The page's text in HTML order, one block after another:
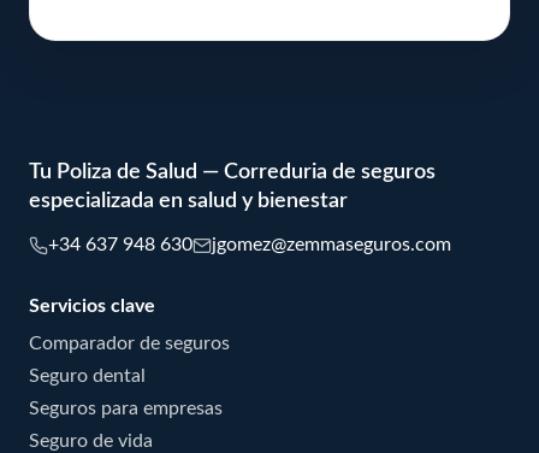
Tu Poliza de Salud — Correduria de seguros
especializada en salud y bienestar
+34 637 948 630 jgomez@zemmaseguros.com
Servicios clave
Comparador de seguros
Seguro dental
Seguros para empresas
Seguro de vida